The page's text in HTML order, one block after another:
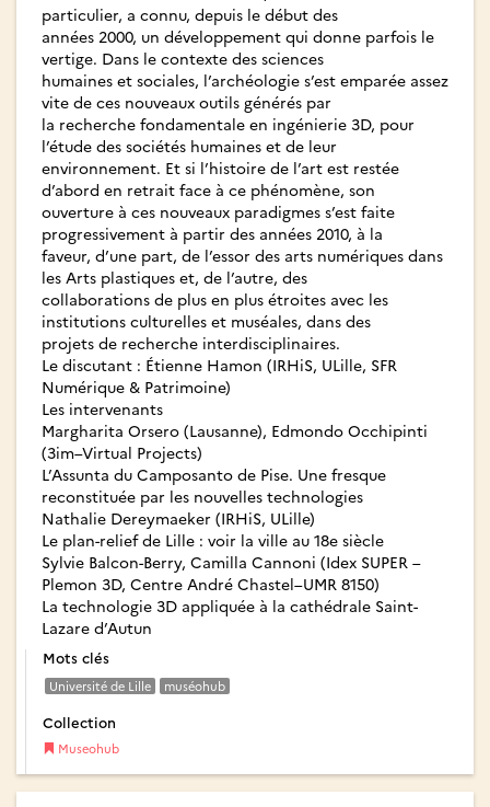
particulier, a connu, depuis le début des
années 2000, un développement qui donne parfois le
vertige. Dans le contexte des sciences
humaines et sociales, l’archéologie s’est emparée assez
vite de ces nouveaux outils générés par
la recherche fondamentale en ingénierie 3D, pour
l’étude des sociétés humaines et de leur
environnement. Et si l’histoire de l’art est restée
d’abord en retrait face à ce phénomène, son
ouverture à ces nouveaux paradigmes s’est faite
progressivement à partir des années 2010, à la
faveur, d’une part, de l’essor des arts numériques dans
les Arts plastiques et, de l’autre, des
collaborations de plus en plus étroites avec les
institutions culturelles et muséales, dans des
projets de recherche interdisciplinaires.
Le discutant : Étienne Hamon (IRHiS, ULille, SFR
Numérique & Patrimoine)
Les intervenants
Margharita Orsero (Lausanne), Edmondo Occhipinti
(3im–Virtual Projects)
L’Assunta du Camposanto de Pise. Une fresque
reconstituée par les nouvelles technologies
Nathalie Dereymaeker (IRHiS, ULille)
Le plan-relief de Lille : voir la ville au 18e siècle
Sylvie Balcon-Berry, Camilla Cannoni (Idex SUPER –
Plemon 3D, Centre André Chastel–UMR 8150)
La technologie 3D appliquée à la cathédrale Saint-
Lazare d’Autun
Mots clés
Université de Lille muséohub
Collection
Museohub